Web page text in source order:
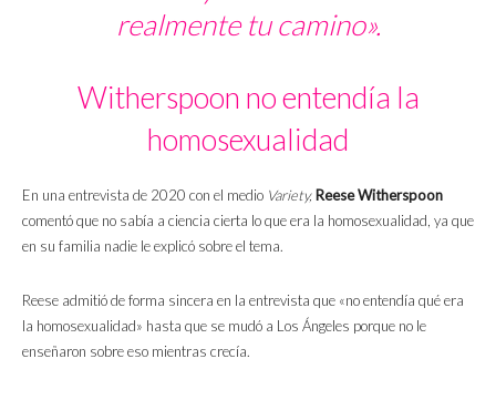
realmente tu camino».
Witherspoon no entendía la
homosexualidad
En una entrevista de 2020 con el medio Variety,Reese Witherspoon
comentó que no sabía a ciencia cierta lo que era la homosexualidad, ya que
en su familia nadie le explicó sobre el tema.
Reese admitió de forma sincera en la entrevista que «no entendía qué era
la homosexualidad» hasta que se mudó a Los Ángeles porque no le
enseñaron sobre eso mientras crecía.